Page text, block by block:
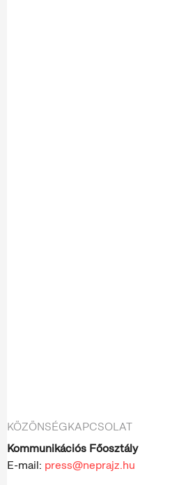
KÖZÖNSÉGKAPCSOLAT
Kommunikációs Főosztály
E-mail: press@neprajz.hu